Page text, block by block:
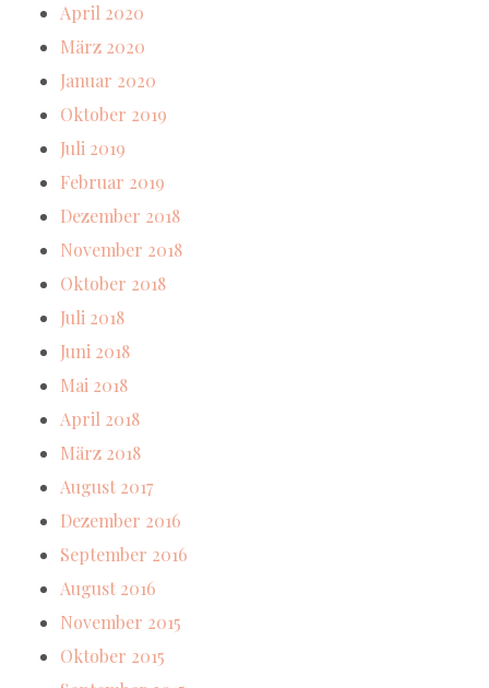
April 2020
März 2020
Januar 2020
Oktober 2019
Juli 2019
Februar 2019
Dezember 2018
November 2018
Oktober 2018
Juli 2018
Juni 2018
Mai 2018
April 2018
März 2018
August 2017
Dezember 2016
September 2016
August 2016
November 2015
Oktober 2015